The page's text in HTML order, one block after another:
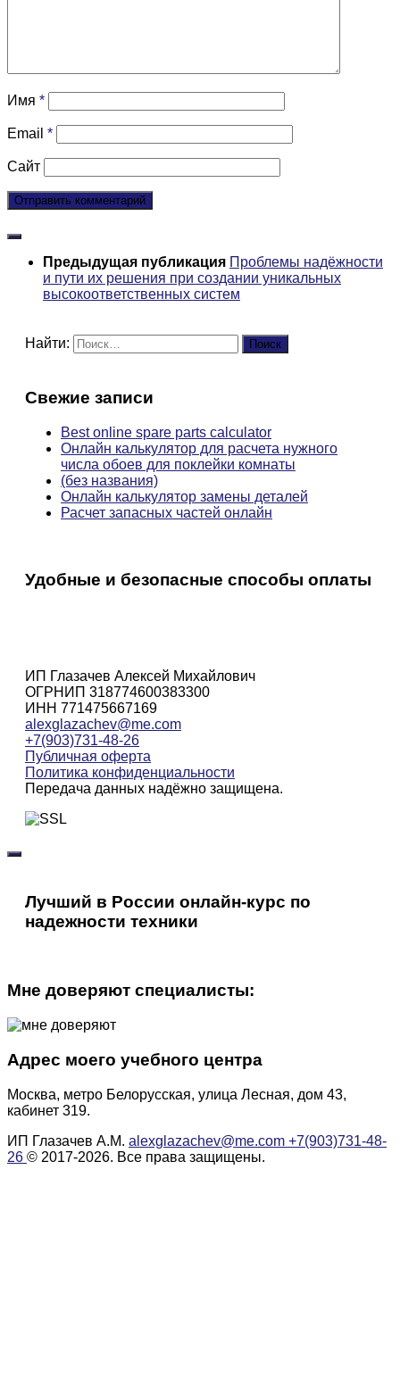
Имя *
Email *
Сайт
Предыдущая публикация Проблемы надёжности
и пути их решения при создании уникальных
высокоответственных систем
Найти:
Свежие записи
Best online spare parts calculator
Онлайн калькулятор для расчета нужного
числа обоев для поклейки комнаты
(без названия)
Онлайн калькулятор замены деталей
Расчет запасных частей онлайн
Удобные и безопасные способы оплаты
ИП Глазачев Алексей Михайлович
ОГРНИП 318774600383300
ИНН 771475667169
alexglazachev@me.com
+7(903)731-48-26
Публичная оферта
Политика конфиденциальности
Передача данных надёжно защищена.
Лучший в России онлайн-курс по
надежности техники
Мне доверяют специалисты:
Адрес моего учебного центра
Москва, метро Белорусская, улица Лесная, дом 43,
кабинет 319.
ИП Глазачев А.М. alexglazachev@me.com +7(903)731-48-
26 © 2017-2026. Все права защищены.